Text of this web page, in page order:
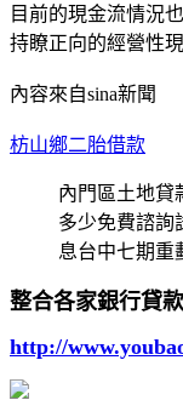
目前的現金流情況
持瞭正向的經營性
內容來自sina新聞
枋山鄉二胎借款
內門區土地貸
多少免費諮詢
息台中七期重
整合各家銀行貸
http://